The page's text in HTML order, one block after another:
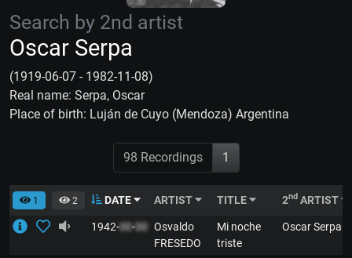
Search by 2nd artist
Oscar Serpa
(1919-06-07 - 1982-11-08)
Real name: Serpa, Oscar
Place of birth: Luján de Cuyo (Mendoza) Argentina
98 Recordings 1
1 2 DATE ARTIST TITLE 2nd ARTIST
1942-00-00 Osvaldo
FRESEDO
Mi noche
triste
Oscar Serpa